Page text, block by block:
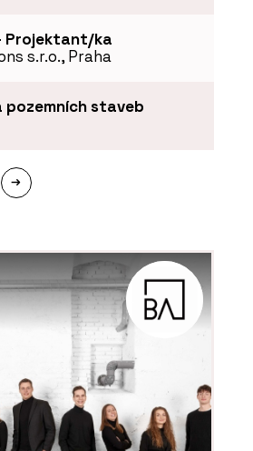
Projektant/ka
s.r.o., Praha
staveb